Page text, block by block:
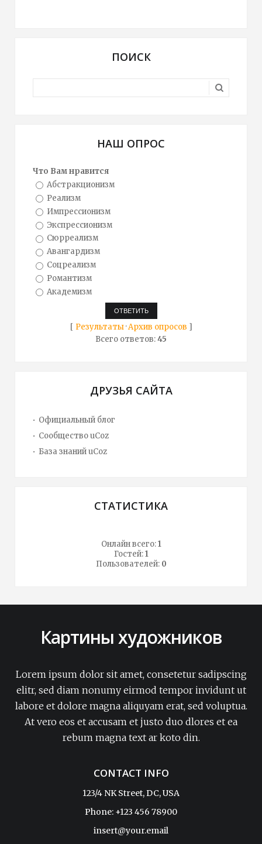
ПОИСК
НАШ ОПРОС
Что Вам нравится
Абстракционизм
Реализм
Импрессионизм
Экспрессионизм
Сюрреализм
Авангардизм
Соцреализм
Романтизм
Академизм
[ Результаты·Архив опросов ]
Всего ответов:45
ДРУЗЬЯ САЙТА
Официальный блог
Сообщество uCoz
База знаний uCoz
СТАТИСТИКА
Онлайн всего:1
Гостей:1
Пользователей: 0
Картины художников
Lorem ipsum dolor sit amet, consetetur sadipscing
elitr, sed diam nonumy eirmod tempor invidunt ut
labore et dolore magna aliquyam erat, sed voluptua.
At vero eos et accusam et justo duo dlores et ea
rebum magna text ar koto din.
CONTACT INFO
123/4 NK Street, DC, USA
Phone: +123 456 78900
insert@your.email